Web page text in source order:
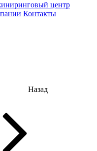
центр
Контакты
Назад